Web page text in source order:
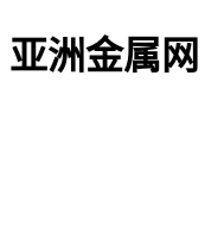
亚洲金属网